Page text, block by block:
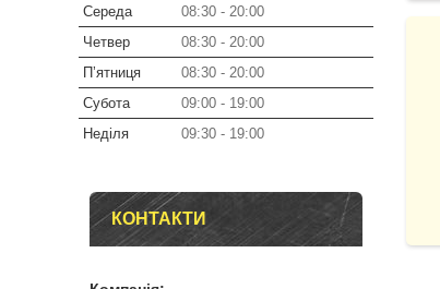
Середа
08:30
20:00
Четвер
08:30
20:00
Пʼятниця
08:30
20:00
Субота
09:00
19:00
Неділя
09:30 19:00
КОНТАКТИ